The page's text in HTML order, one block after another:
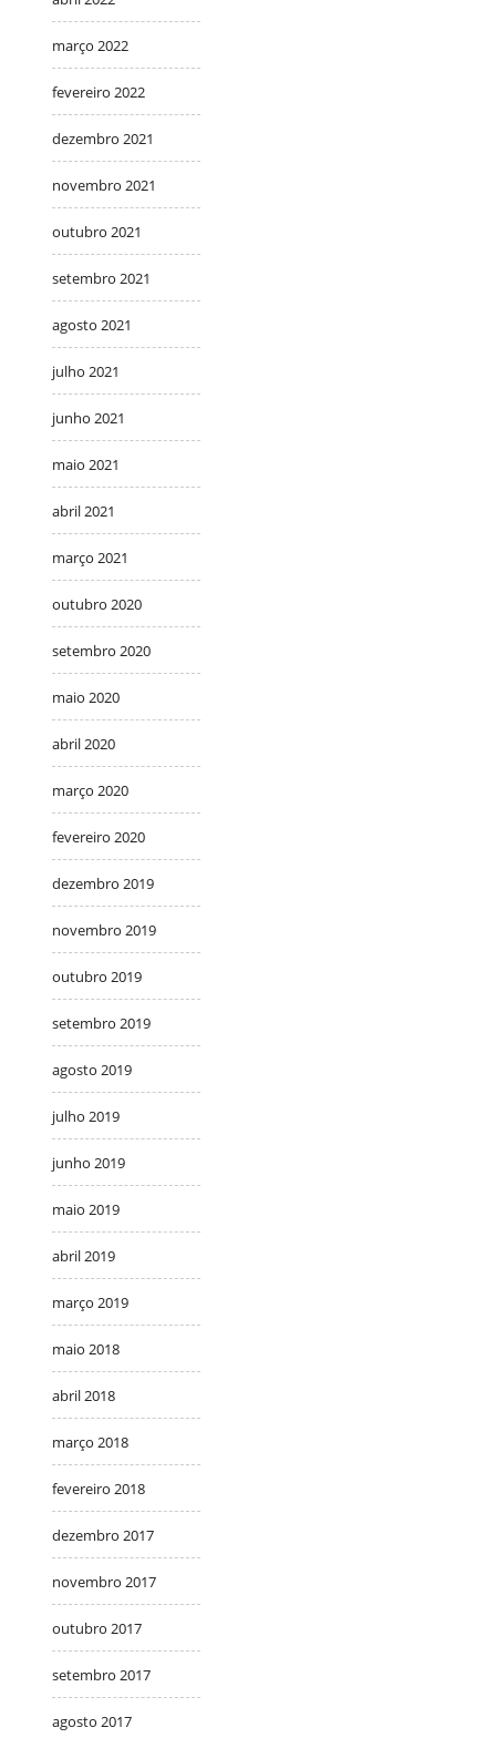
março 2022
fevereiro 2022
dezembro 2021
novembro 2021
outubro 2021
setembro 2021
agosto 2021
julho 2021
junho 2021
maio 2021
abril 2021
março 2021
outubro 2020
setembro 2020
maio 2020
abril 2020
março 2020
fevereiro 2020
dezembro 2019
novembro 2019
outubro 2019
setembro 2019
agosto 2019
julho 2019
junho 2019
maio 2019
abril 2019
março 2019
maio 2018
abril 2018
março 2018
fevereiro 2018
dezembro 2017
novembro 2017
outubro 2017
setembro 2017
agosto 2017